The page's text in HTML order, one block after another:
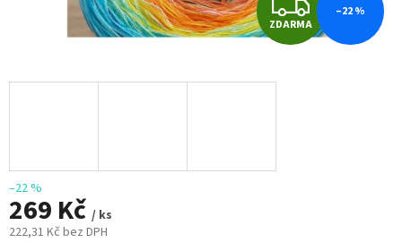
D
ZDARMA
–22 %
–22 %
269 Kč / ks
222,31 Kč bez DPH